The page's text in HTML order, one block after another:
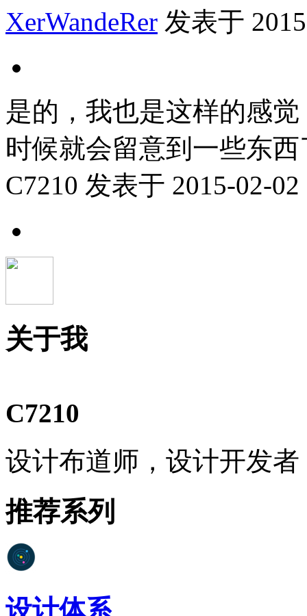
XerWandeRer 发表于
是的，我也是这样的感
时候就会留意到一些东西
C7210 发表于 2015-02-02
关于我
C7210
设计布道师，设计开发
推荐系列
设计体系